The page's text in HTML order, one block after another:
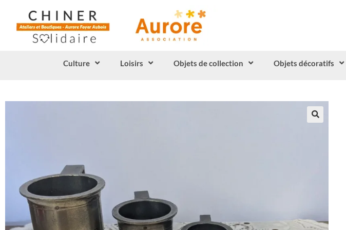
Culture Loisirs Objets de collection Objets décoratifs